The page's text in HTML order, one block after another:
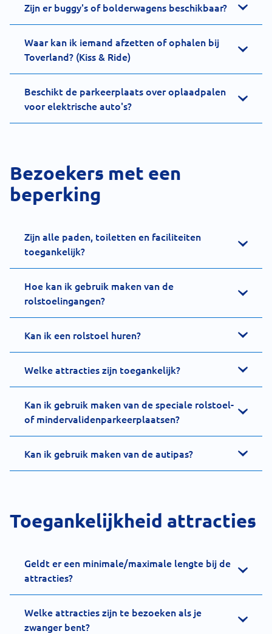
Zijn er buggy's of bolderwagens beschikbaar?
Waar kan ik iemand afzetten of ophalen bij
Toverland? (Kiss & Ride)
Beschikt de parkeerplaats over oplaadpalen
voor elektrische auto's?
Bezoekers met een
beperking
Zijn alle paden, toiletten en faciliteiten
toegankelijk?
Hoe kan ik gebruik maken van de
rolstoelingangen?
Kan ik een rolstoel huren?
Welke attracties zijn toegankelijk?
Kan ik gebruik maken van de speciale rolstoel-
of mindervalidenparkeerplaatsen?
Kan ik gebruik maken van de autipas?
Toegankelijkheid attracties
Geldt er een minimale/maximale lengte bij de
attracties?
Welke attracties zijn te bezoeken als je
zwanger bent?